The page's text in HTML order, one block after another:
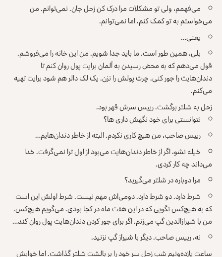
می‌فهمم، ولی تو مشکلات مرا درک کن زحل جان. نمی‌توانم. من
می‌خواستم به تو کمک کنم، اما نمی‌توانم.
یعنی…
بلی، همین طور است. ما باید جدا شویم. من این خانه را می‌فروشم.
قول می‌دهم که به محض رسیدن به آلمان برایت پول روان کنم تا
دندان‌هایت را جور کنی. چرت پولش را نزن. یک لک دالر هم شود برایت تهیه
می‌کنم.
زحل به شلتر برگشت. رییس سرش قهر بود.
نتوانستی برای خود نگهش داری ها؟
رییس صاحب، من هیچ کاری نکردم. البته از خاطر دندان‌هایم…
خیله نشو، اگر از خاطر دندان‌هایت می‌بود از اول ترا نمی‌گرفت. خدا
می‌داند چه کار کردی.
مرا دوباره در شلتر می‌گیرید؟
شرط دارد. دو شرط دارد. دومی‌اش مهم نیست. شرط اولش این است
که به هیچ‌کس نگویی که در این هفت ماه در کجا بودی. می‌گویم هیچ‌کس.
من با شیرازالدین گپ می‌زنم. اگر برای جور کردن دندان‌هایت پول روان کند…
نه، رییس صاحب. دیگر با شیراز گپ نزنید.
ساعت یازده‌ونیم شب زحل سر خود را بر بالشت شلتر گذاشت. اما خوابش